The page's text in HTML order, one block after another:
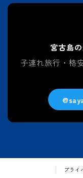
宮古島
子連れ旅行・格
プライ